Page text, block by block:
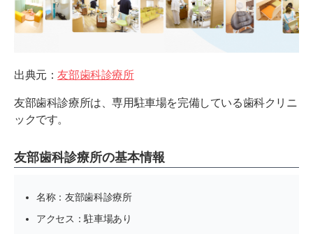
出典元：友部歯科診療所
友部歯科診療所は、専用駐車場を完備している歯科クリニ
ックです。
友部歯科診療所の基本情報
名称：友部歯科診療所
アクセス：駐車場あり